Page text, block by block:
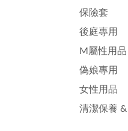
保險套
後庭專用
M屬性用品
偽娘專用
女性用品
清潔保養